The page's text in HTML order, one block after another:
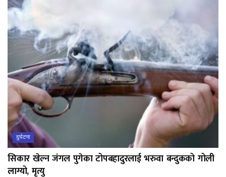
दुर्घटना
सिकार खेल्न जंगल पुगेका टोपबहादुरलाई भरुवा बन्दुकको गोली
लाग्यो, मृत्यु